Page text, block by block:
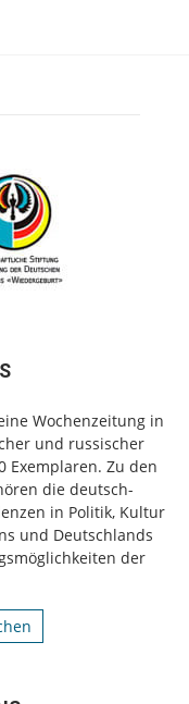
Wochenzeitung in
und russischer
Exemplaren. Zu den
die deutsch-
in Politik, Kultur
und Deutschlands
der